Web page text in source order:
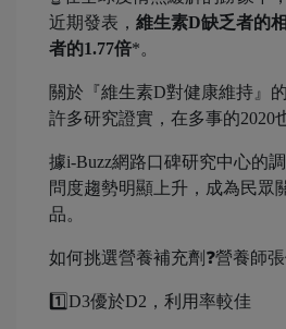
近期發表， 維生素D缺乏者的
者的1.77倍*。
關於『維生素D對健康維持』
許多研究證實，在多事的2020
據i-Buzz網路口碑研究中心的
問度趨勢明顯上升，成為民眾
品。
如何挑選營養補充劑❓營養師張
1️⃣D3優於D2，利用率較佳